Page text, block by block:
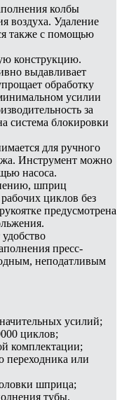
колбы
воздуха. Удаление
также с помощью
конструкцию.
выдавливает
обработку
усилии
за
система блокировки
для ручного
Инструмент можно
насоса.
шприц
циклов без
предусмотрена
пресс-
неподатливым
усилий;
циклов;
комплектации;
переходника или
шприца;
тубы.